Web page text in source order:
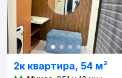
2к квартира, 54 м²